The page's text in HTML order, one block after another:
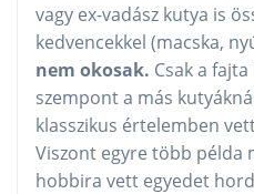
vagy ex-vadász kutya is
kedvencekkel (macska,
nem okosak. Csak a
szempont a más
klasszikus értelemben
Viszont egyre több
hobbira vett egyedet